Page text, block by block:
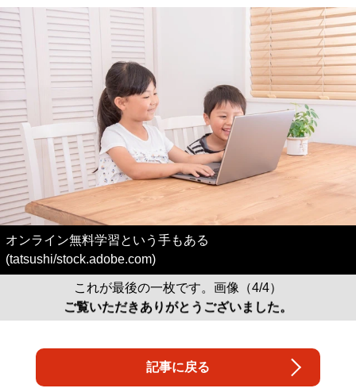
オンライン無料学習という手もある
(tatsushi/stock.adobe.com)
これが最後の一枚です。画像（4/4）
ご覧いただきありがとうございました。
記事に戻る